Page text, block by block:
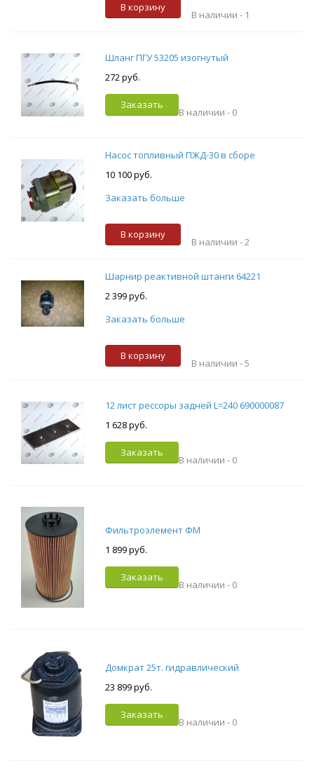
В корзину
В наличии - 1
Шланг ПГУ 53205 изогнутый
272 руб.
Заказать
В наличии - 0
Насос топливный ПЖД-30 в сборе
10 100 руб.
Заказать больше
В корзину
В наличии - 2
Шарнир реактивной штанги 64221
2 399 руб.
Заказать больше
В корзину
В наличии -5
12 лист рессоры задней L=240 690000087
1 628 руб.
Заказать
В наличии - 0
Фильтроэлемент ФМ
1 899 руб.
Заказать
В наличии - 0
Домкрат 25т. гидравлический
23 899 руб.
Заказать
В наличии - 0